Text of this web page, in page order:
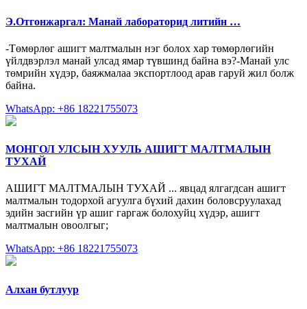
Э.Отгонжаргал: Манай лабораторид литийн …
-Төмөрлөг ашигт малтмалын нэг болох хар төмөрлөгийн
үйлдвэрлэл манай улсад ямар түвшинд байна вэ?-Манай улс
төмрийн хүдэр, баяжмалаа экспортлоод арав гаруй жил болж
байна.
WhatsApp: +86 18221755073
МОНГОЛ УЛСЫН ХУУЛЬ АШИГТ МАЛТМАЛЫН
ТУХАЙ
АШИГТ МАЛТМАЛЫН ТУХАЙ ... явцад ялгагдсан ашигт
малтмалын тодорхой агуулга бүхий дахин боловсруулахад
эдийн засгийн үр ашиг гаргаж болохуйц хүдэр, ашигт
малтмалын овоолгыг;
WhatsApp: +86 18221755073
Алхан бутлуур